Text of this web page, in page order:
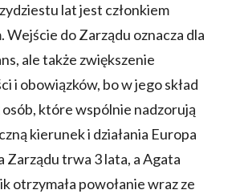
lat jest członkiem
Wejście do Zarządu oznacza dla
ale także zwiększenie
i obowiązków, bo w jego skład
które wspólnie nadzorują
kierunek i działania Europa
Zarządu trwa 3 lata, a Agata
otrzymała powołanie wraz ze